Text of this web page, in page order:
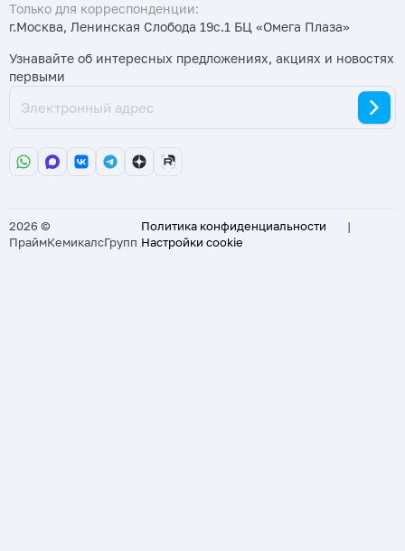
Только для корреспонденции:
г.Москва, Ленинская Слобода 19с.1 БЦ «Омега Плаза»
Узнавайте об интересных предложениях, акциях и новостях
первыми
2026 ©
ПраймКемикалсГрупп
Политика конфиденциальности
|
Настройки cookie